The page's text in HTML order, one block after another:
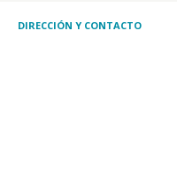
DIRECCIÓN Y CONTACTO